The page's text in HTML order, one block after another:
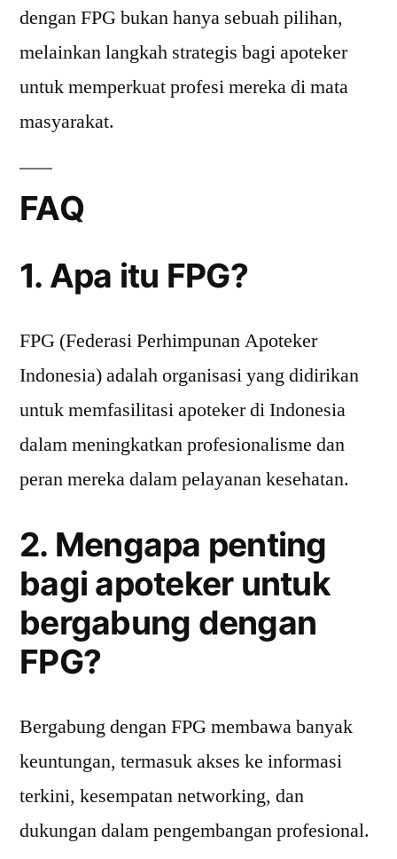
dengan FPG bukan hanya sebuah pilihan,
melainkan langkah strategis bagi apoteker
untuk memperkuat profesi mereka di mata
masyarakat.
FAQ
1. Apa itu FPG?
FPG (Federasi Perhimpunan Apoteker
Indonesia) adalah organisasi yang didirikan
untuk memfasilitasi apoteker di Indonesia
dalam meningkatkan profesionalisme dan
peran mereka dalam pelayanan kesehatan.
2. Mengapa penting
bagi apoteker untuk
bergabung dengan
FPG?
Bergabung dengan FPG membawa banyak
keuntungan, termasuk akses ke informasi
terkini, kesempatan networking, dan
dukungan dalam pengembangan profesional.